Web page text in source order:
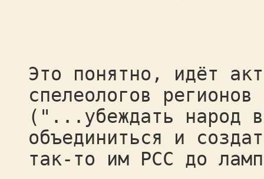
Это понятно, идёт
спелеологов
("...убеждать народ в
объединиться и
так-то им РСС до